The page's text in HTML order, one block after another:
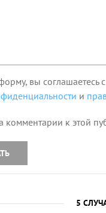
вы соглашаетесь с
и
комментарии к этой
5